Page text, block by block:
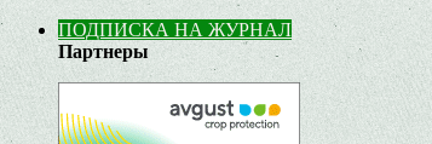
ПОДПИСКА НА ЖУРНАЛ
Партнеры